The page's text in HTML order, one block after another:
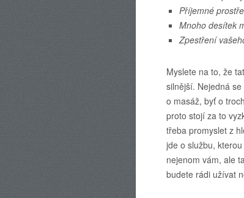
Příjemné
Mnoho desítek
Zpestření
Myslete na to, že
silnější. Nejedná
o masáž, byť o
proto stojí za to
třeba promyslet z
jde o službu,
nejenom vám, ale
budete rádi užívat